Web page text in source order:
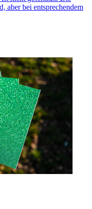
aber bei entsprechendem